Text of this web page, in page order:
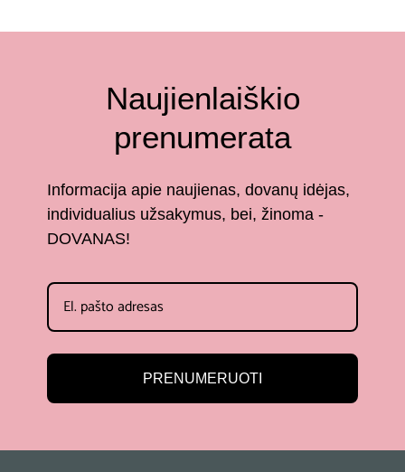
Naujienlaiškio
prenumerata
Informacija apie naujienas, dovanų idėjas,
individualius užsakymus, bei, žinoma -
DOVANAS!
PRENUMERUOTI